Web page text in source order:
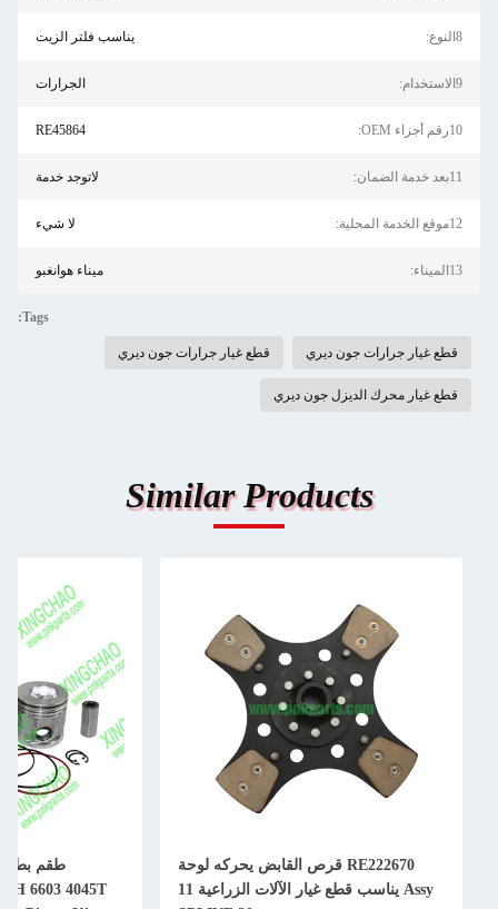
8النوع: يناسب فلتر الزيت
9الاستخدام: الجرارات
10رقم أجزاء OEM: RE45864
11بعد خدمة الضمان: لاتوجد خدمة
12موقع الخدمة المحلية: لا شيء
13الميناء: ميناء هوانغبو
Tags:
قطع غيار جرارات جون ديري قطع غيار جرارات جون ديري
قطع غيار محرك الديزل جون ديري
Similar Products
RE222670 قرص القابض يحركه لوحة
Assy يناسب قطع غيار الآلات الزراعية 11
6603 4045T